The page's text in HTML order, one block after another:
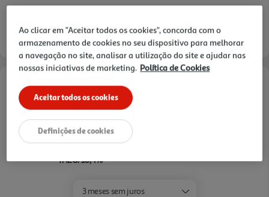
Entrega estimada entre 20/08/2026 e 21/08/2026
Opções de Financiamento
TAEG: 18,4%
Cartão Oney Auchan
saiba mais >
3 meses sem juros
Ao clicar em "Aceitar todos os cookies", concorda com o
armazenamento de cookies no seu dispositivo para melhorar
a navegação no site, analisar a utilização do site e ajudar nas
nossas iniciativas de marketing. Política de Cookies
Aceitar todos os cookies
Definições de cookies